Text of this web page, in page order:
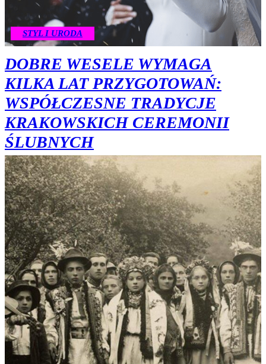
STYL I URODA
DOBRE WESELE WYMAGA
KILKA LAT PRZYGOTOWAŃ:
WSPÓŁCZESNE TRADYCJE
KRAKOWSKICH CEREMONII
ŚLUBNYCH